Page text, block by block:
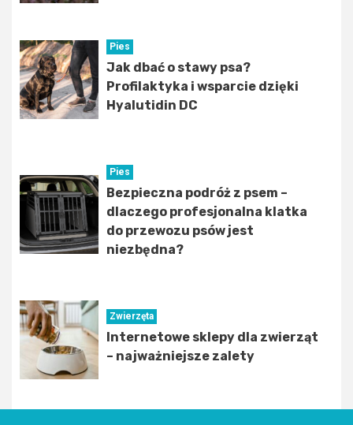
Pies
Jak dbać o stawy psa?
Profilaktyka i wsparcie dzięki
Hyalutidin DC
Pies
Bezpieczna podróż z psem –
dlaczego profesjonalna klatka
do przewozu psów jest
niezbędna?
Zwierzęta
Internetowe sklepy dla zwierząt
– najważniejsze zalety